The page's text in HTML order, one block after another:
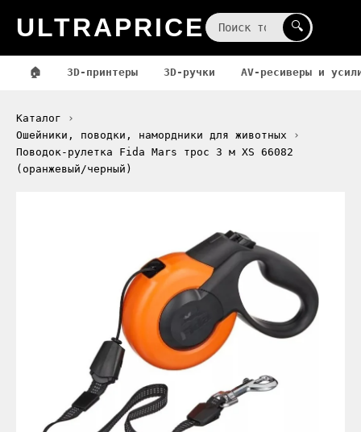
ULTRAPRICE 🔍
🏠 3D-принтеры 3D-ручки AV-ресиверы и
Каталог
Ошейники, поводки, намордники для животных
Поводок-рулетка Fida Mars трос 3 м XS 66082
(оранжевый/черный)